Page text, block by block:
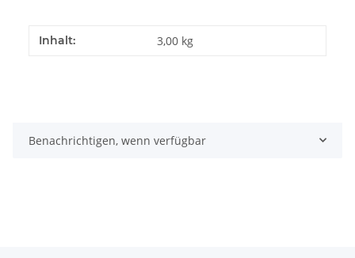
Inhalt: 3,00 kg
Benachrichtigen, wenn verfügbar